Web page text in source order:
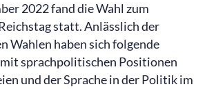
2022 fand die Wahl zum
statt. Anlässlich der
Wahlen haben sich folgende
sprachpolitischen Positionen
und der Sprache in der Politik im